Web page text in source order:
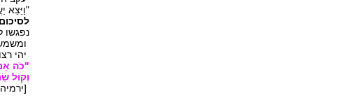
"וַיֵּצֵא
לסיכום
נפגשו
יהי
"כֹּה
וְקוֹל